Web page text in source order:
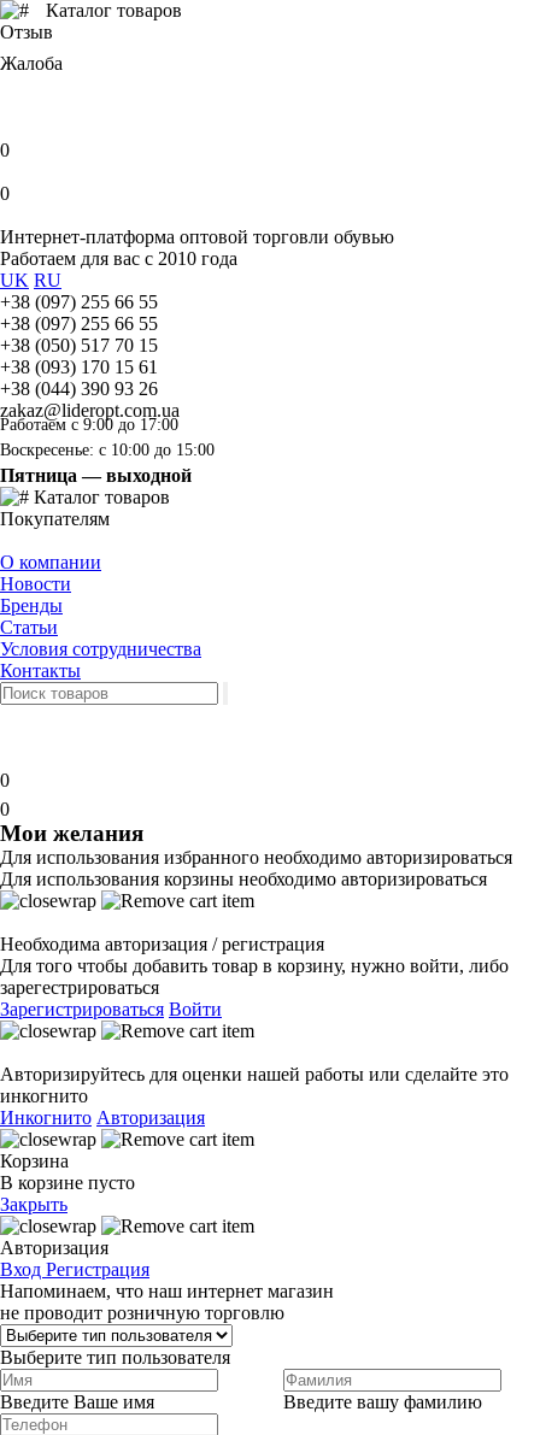
Каталог товаров
Отзыв
Жалоба
0
0
Интернет-платформа оптовой торговли обувью
Работаем для вас с 2010 года
UK RU
+38 (097) 255 66 55
+38 (097) 255 66 55
+38 (050) 517 70 15
+38 (093) 170 15 61
+38 (044) 390 93 26
zakaz@lideropt.com.ua
Работаем с 9:00 до 17:00
Воскресенье: с 10:00 до 15:00
Пятница — выходной
Каталог товаров
Покупателям
О компании
Новости
Бренды
Статьи
Условия сотрудничества
Контакты
0
0
Мои желания
Для использования избранного необходимо авторизироваться
Для использования корзины необходимо авторизироваться
Необходима авторизация / регистрация
Для того чтобы добавить товар в корзину, нужно войти, либо
зарегестрироваться
Зарегистрироваться Войти
Авторизируйтесь для оценки нашей работы или сделайте это
инкогнито
Инкогнито Авторизация
Корзина
В корзине пусто
Закрыть
Авторизация
Вход Регистрация
Напоминаем, что наш интернет магазин
не проводит розничную торговлю
Выберите тип пользователя
Введите Ваше имя Введите вашу фамилию